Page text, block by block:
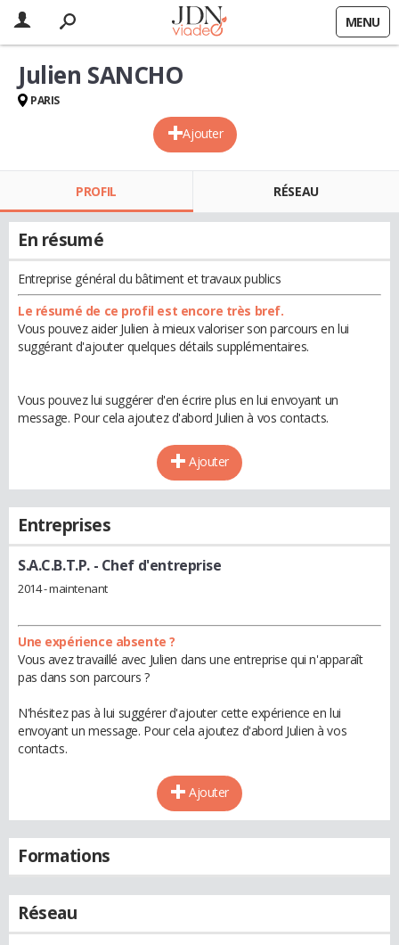
MENU
Ajouter
Julien SANCHO
PARIS
PROFIL RÉSEAU
En résumé
Entreprise général du bâtiment et travaux publics
Le résumé de ce profil est encore très bref.
Vous pouvez aider Julien à mieux valoriser son parcours en lui
suggérant d'ajouter quelques détails supplémentaires.
Vous pouvez lui suggérer d'en écrire plus en lui envoyant un
message. Pour cela ajoutez d'abord Julien à vos contacts.
Ajouter
Entreprises
S.A.C.B.T.P.- Chef d'entreprise
2014 - maintenant
Une expérience absente ?
Vous avez travaillé avec Julien dans une entreprise qui n'apparaît
pas dans son parcours ?
N'hésitez pas à lui suggérer d'ajouter cette expérience en lui
envoyant un message. Pour cela ajoutez d'abord Julien à vos
contacts.
Ajouter
Formations
Réseau